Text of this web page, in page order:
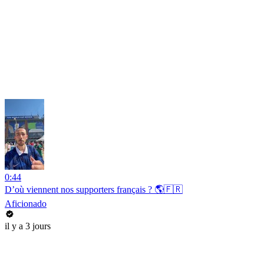
0:44
D’où viennent nos supporters français ? 🌎🇫🇷
Aficionado
il y a 3 jours